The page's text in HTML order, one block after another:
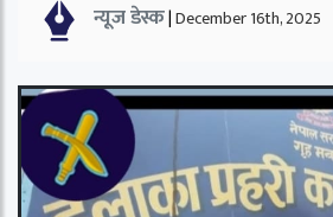
न्यूज डेस्क|December 16th, 2025